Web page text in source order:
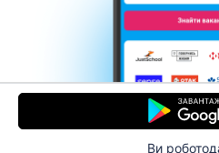
Ви
Контакти Про
Допомога